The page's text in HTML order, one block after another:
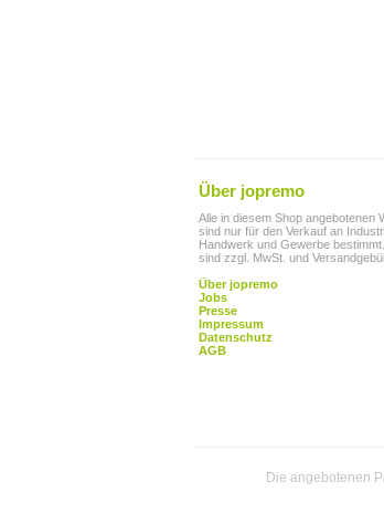
Über jopremo
Alle in diesem Shop angebotenen
sind nur für den Verkauf an
Handwerk und Gewerbe
sind zzgl. MwSt. und
Über jopremo
Jobs
Presse
Impressum
Datenschutz
AGB
Die angebotenen